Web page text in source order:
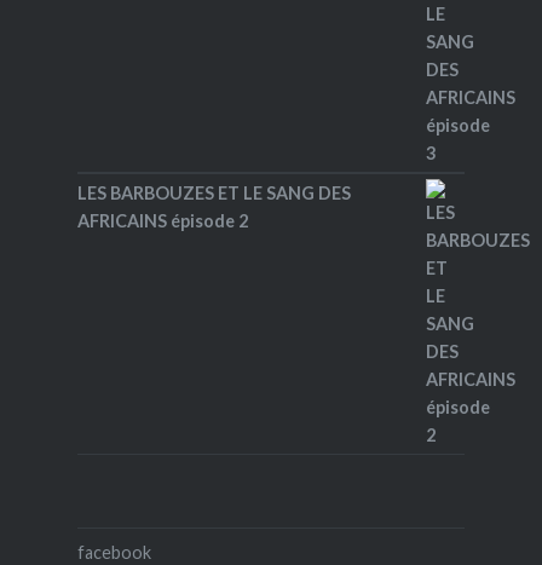
LES BARBOUZES ET LE SANG DES
AFRICAINS épisode 2
facebook